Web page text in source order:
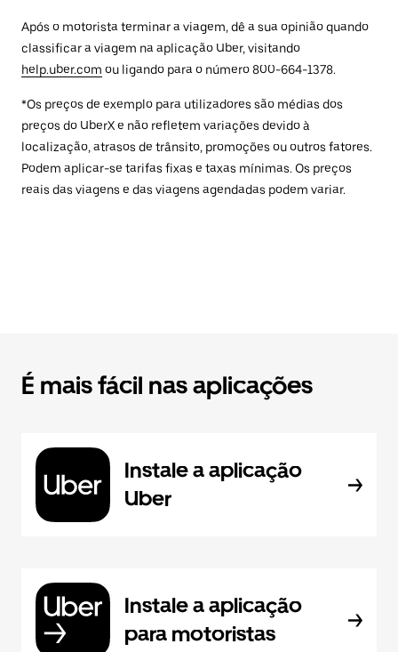
Após o motorista terminar a viagem, dê a sua opinião quando
classificar a viagem na aplicação Uber, visitando
help.uber.com ou ligando para o número 800-664-1378.
*Os preços de exemplo para utilizadores são médias dos
preços do UberX e não refletem variações devido à
localização, atrasos de trânsito, promoções ou outros fatores.
Podem aplicar-se tarifas fixas e taxas mínimas. Os preços
reais das viagens e das viagens agendadas podem variar.
É mais fácil nas aplicações
Instale a aplicação
Uber
Instale a aplicação
para motoristas